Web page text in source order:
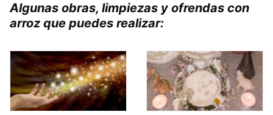
Algunas obras, limpiezas y ofrendas con
arroz que puedes realizar: